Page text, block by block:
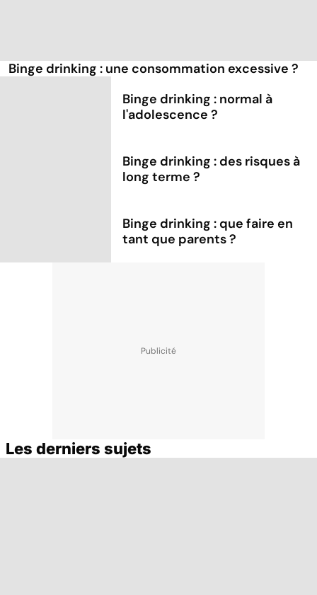
Binge drinking : une consommation excessive ?
Binge drinking : normal à
l'adolescence ?
Binge drinking : des risques à
long terme ?
Binge drinking : que faire en
tant que parents ?
Les derniers sujets